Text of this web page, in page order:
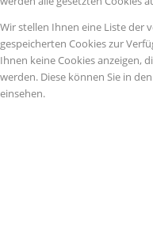
Wir stellen Ihnen eine Liste der
gespeicherten Cookies zur
Ihnen keine Cookies anzeigen,
werden. Diese können Sie in
einsehen.